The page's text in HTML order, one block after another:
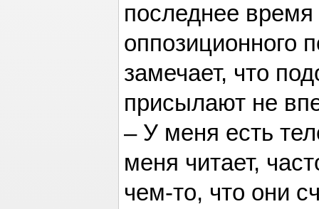
последнее
оппозиционного
замечает, что
присылают не
– У меня есть
меня читает,
чем-то, что они